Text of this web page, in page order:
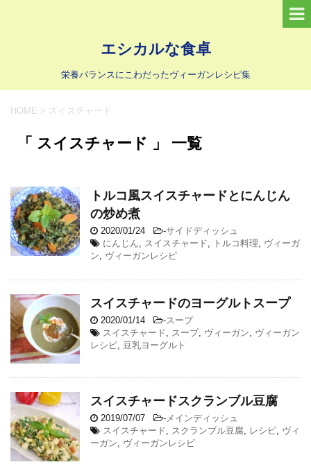
エシカルな食卓
栄養バランスにこわだったヴィーガンレシピ集
HOME > スイスチャード
「 スイスチャード 」 一覧
トルコ風スイスチャードとにんじん
の炒め煮
2020/01/24 -サイドディッシュ
にんじん
スイスチャード トルコ料理
ヴィーガ
ン
ヴィーガンレシピ
スイスチャードのヨーグルトスープ
2020/01/14 -スープ
スイスチャード
スープ, ヴィーガン
ヴィーガン
レシピ 豆乳ヨーグルト
スイスチャードスクランブル豆腐
2019/07/07 - メインディッシュ
スイスチャード
スクランブル豆腐 レシピ ヴィ
ーガン
ヴィーガンレシピ